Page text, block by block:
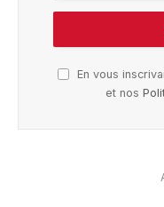
En vous
et nos